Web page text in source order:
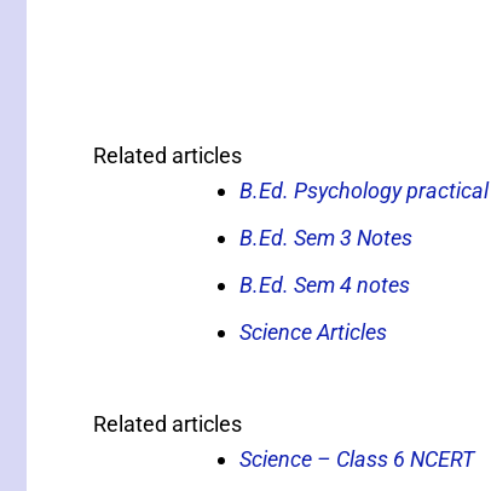
Related articles
B.Ed. Psychology practical
B.Ed. Sem 3 Notes
B.Ed. Sem 4 notes
Science Articles
Related articles
Science – Class 6 NCERT